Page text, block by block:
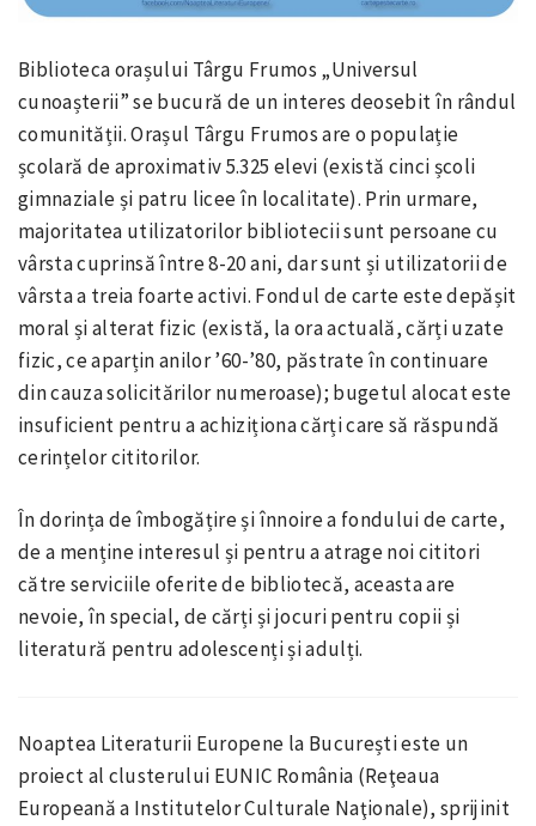
Biblioteca orașului Târgu Frumos „Universul
cunoașterii” se bucură de un interes deosebit în rândul
comunității. Orașul Târgu Frumos are o populație
școlară de aproximativ 5.325 elevi (există cinci școli
gimnaziale și patru licee în localitate). Prin urmare,
majoritatea utilizatorilor bibliotecii sunt persoane cu
vârsta cuprinsă între 8-20 ani, dar sunt și utilizatorii de
vârsta a treia foarte activi. Fondul de carte este depășit
moral și alterat fizic (există, la ora actuală, cărți uzate
fizic, ce aparțin anilor ’60-’80, păstrate în continuare
din cauza solicitărilor numeroase); bugetul alocat este
insuficient pentru a achiziționa cărți care să răspundă
cerințelor cititorilor.
În dorința de îmbogățire și înnoire a fondului de carte,
de a menține interesul și pentru a atrage noi cititori
către serviciile oferite de bibliotecă, aceasta are
nevoie, în special, de cărți și jocuri pentru copii și
literatură pentru adolescenți și adulți.
Noaptea Literaturii Europene la București este un
proiect al clusterului EUNIC România (Reţeaua
Europeană a Institutelor Culturale Naţionale), sprijinit